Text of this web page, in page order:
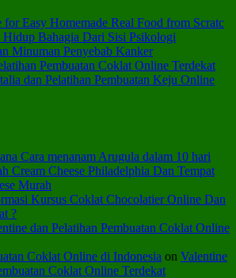
for Easy Homemade Real Food from Scratc
Bahagia Dari Sisi Psikologi
Minuman Penyebab Kanker
Pembuatan Coklat Online Terdekat
dan Pelatihan Pembuatan Keju Online
Cara menanam Arugula dalam 10 hari
Cream Cheese Philadelphia Dan Tempat
Murah
Kursus Coklat Chocolatier Online Dan
?
dan Pelatihan Pembuatan Coklat Online
Coklat Online di Indonesia on Valentine
Coklat Online Terdekat